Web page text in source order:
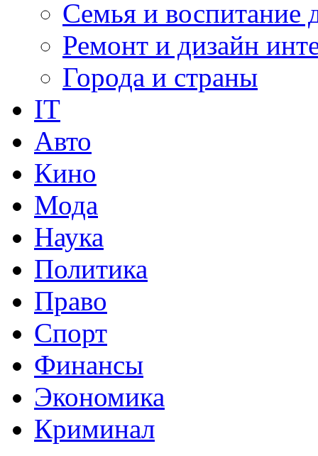
Семья и воспитание
Ремонт и дизайн
Города и страны
IT
Авто
Кино
Мода
Наука
Политика
Право
Спорт
Финансы
Экономика
Криминал